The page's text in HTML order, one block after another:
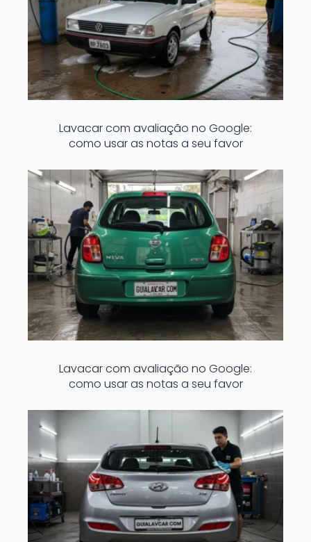
Lavacar com avaliação no Google:
como usar as notas a seu favor
Lavacar com avaliação no Google:
como usar as notas a seu favor